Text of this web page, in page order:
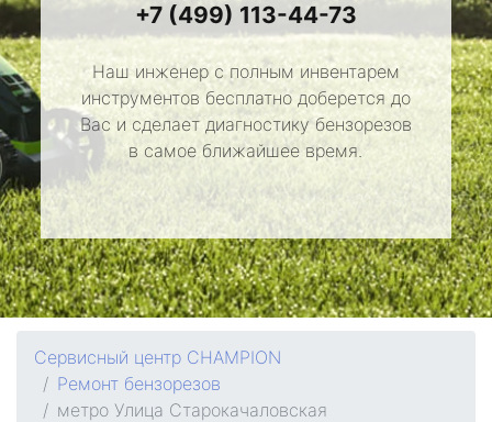
+7 (499) 113-44-73
Наш инженер с полным инвентарем
инструментов бесплатно доберется до
Вас и сделает диагностику бензорезов
в самое ближайшее время.
Сервисный центр CHAMPION
Ремонт бензорезов
метро Улица Старокачаловская